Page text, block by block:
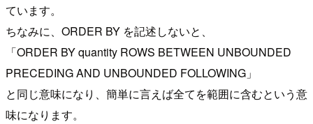
ています。
ちなみに、ORDER BY を記述しないと、
「ORDER BY quantity ROWS BETWEEN UNBOUNDED
PRECEDING AND UNBOUNDED FOLLOWING」
と同じ意味になり、簡単に言えば全てを範囲に含むという意
味になります。